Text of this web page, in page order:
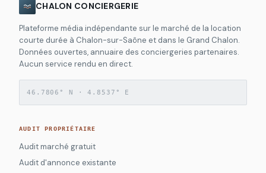
CHALON CONCIERGERIE
Plateforme média indépendante sur le marché de la location
courte durée à Chalon-sur-Saône et dans le Grand Chalon.
Données ouvertes, annuaire des conciergeries partenaires.
Aucun service rendu en direct.
46.7806° N · 4.8537° E
AUDIT PROPRIÉTAIRE
Audit marché gratuit
Audit d'annonce existante